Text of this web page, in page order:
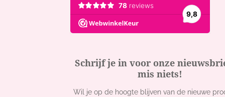
Schrijf je in voor onze
mis niets!
Wil je op de hoogte blijven van de nieuwe